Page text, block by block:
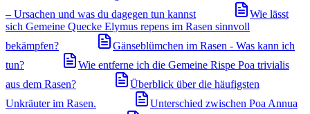
– Ursachen und was du dagegen tun kannst
Wie lässt
sich Gemeine Quecke Elymus repens im Rasen sinnvoll
bekämpfen?
Gänseblümchen im Rasen - Was kann ich
tun?
Wie entferne ich die Gemeine Rispe Poa trivialis
aus dem Rasen?
Überblick über die häufigsten
Unkräuter im Rasen.
Unterschied zwischen Poa Annua